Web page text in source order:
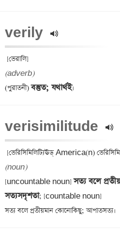
verily
(adverb)
(পুরাতনী) বস্তুত; যথার্থই
verisimilitude
(noun)
[uncountable noun] সত্য বলে
সত্যসদৃশতা; [countable noun]